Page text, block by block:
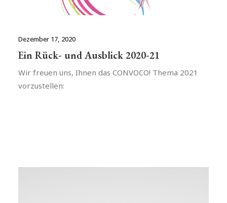
Dezember 17, 2020
Ein Rück- und Ausblick 2020-21
Wir freuen uns, Ihnen das CONVOCO! Thema 2021
vorzustellen: